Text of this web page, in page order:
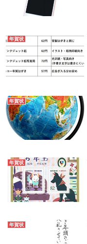
年賀状
年賀状
年賀状
年賀状